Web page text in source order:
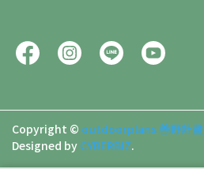
Copyright © outdoorplans 善野計畫
Designed by CYBERBIZ.